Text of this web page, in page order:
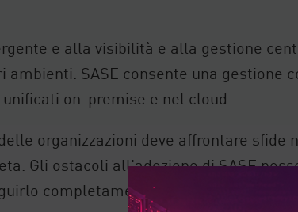
e alla visibilità e alla gestione
ambienti. SASE consente una
on-premise e nel cloud.
organizzazioni deve affrontare
Gli ostacoli all'adozione di SASE
completamente.